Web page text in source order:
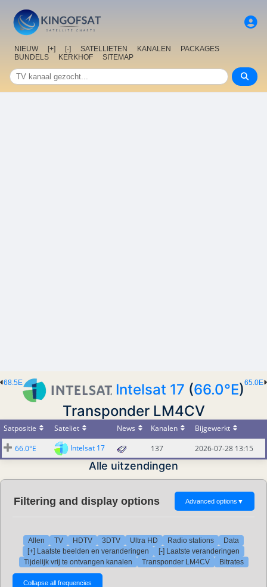
NIEUW [+] [-] SATELLIETEN KANALEN
PACKAGES
BUNDELS
KERKHOF SITEMAP
65.0E
68.5E Intelsat 17 (66.0°E)
Transponder LM4CV
Satpositie Sateliet News Kanalen
Bijgewerkt
66.0°E
Intelsat 17 137 2026-07-28 13:15
Alle uitzendingen
Filtering and display options Advanced options ▼
Allen TV HDTV 3DTV Ultra HD Radio stations
Data
[+] Laatste beelden en veranderingen
[-] Laatste veranderingen
Tijdelijk vrij te ontvangen kanalen
Transponder LM4CV Bitrates